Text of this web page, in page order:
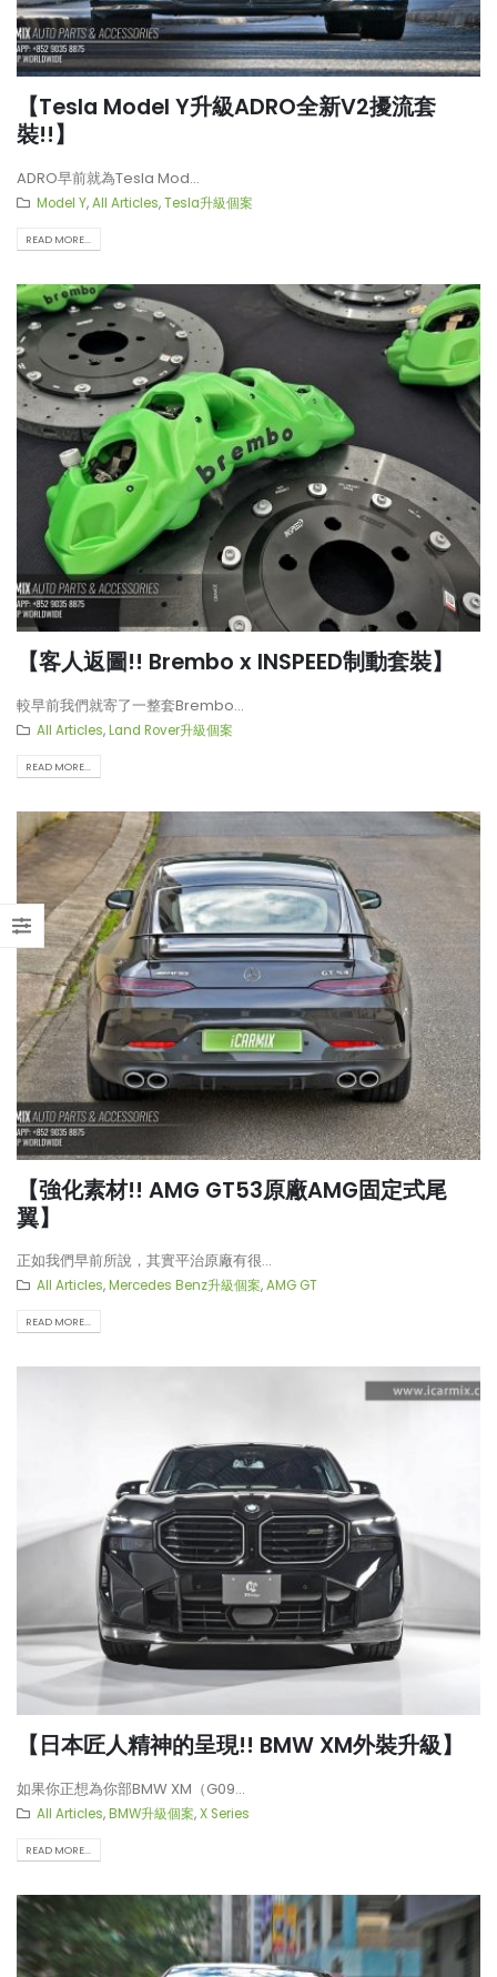
【Tesla Model Y升級ADRO全新V2擾流套
裝!!】
ADRO早前就為Tesla Mod...
Model Y,All Articles,Tesla升級個案
READ MORE...
【客人返圖!! Brembo x INSPEED制動套裝】
較早前我們就寄了一整套Brembo...
All Articles,Land Rover升級個案
READ MORE...
【強化素材!! AMG GT53原廠AMG固定式尾
翼】
正如我們早前所說，其實平治原廠有很...
All Articles,Mercedes Benz升級個案,AMG GT
READ MORE...
【日本匠人精神的呈現!! BMW XM外裝升級】
如果你正想為你部BMW XM（G09...
All Articles,BMW升級個案,X Series
READ MORE...
【釋放沉睡的猛獸?! Huracan
LP610排氣升級】
【LARTE-Design: 打造出終極版
本的BMW XM】
【打造一部更簡潔有力的
Type-R FL5?!】
【電車買鈴有什麼要注意!!